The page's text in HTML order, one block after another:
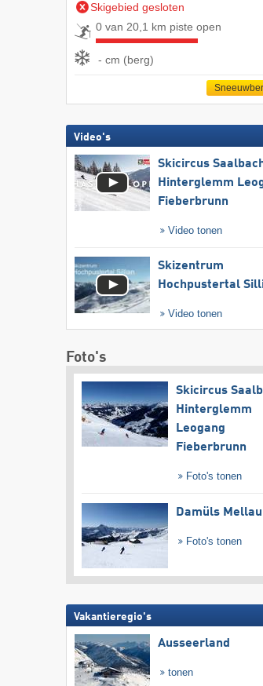
Skigebied gesloten
0 van 20,1 km piste open
- cm (berg)
Video's
Skicircus
Hinterglemm
Fieberbrunn
Video tonen
Skizentrum
Hochpustertal
Video tonen
Foto's
Skicircus
Hinterglemm
Leogang
Fieberbrunn
Foto's tonen
Damüls Mellau
Foto's tonen
Vakantieregio's
Ausseerland
tonen